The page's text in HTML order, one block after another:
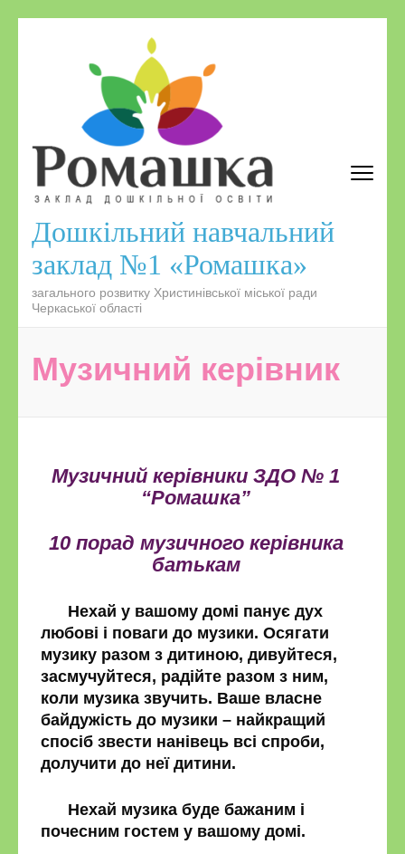
Дошкільний навчальний
заклад №1 «Ромашка»
загального розвитку Христинівської міської ради
Черкаської області
Музичний керівник
Музичний керівники ЗДО № 1
“Ромашка”
10 порад музичного керівника
батькам
Нехай у вашому домі панує дух
любові і поваги до музики. Осягати
музику разом з дитиною, дивуйтеся,
засмучуйтеся, радійте разом з ним,
коли музика звучить. Ваше власне
байдужість до музики – найкращий
спосіб звести нанівець всі спроби,
долучити до неї дитини.
Нехай музика буде бажаним і
почесним гостем у вашому домі.